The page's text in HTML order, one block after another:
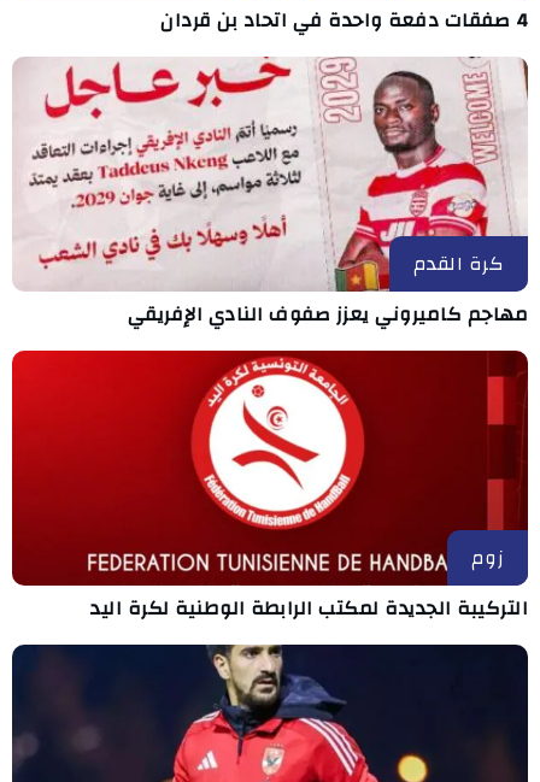
4 صفقات دفعة واحدة في اتحاد بن قردان
كرة القدم
مهاجم كاميروني يعزز صفوف النادي الإفريقي
زوم
التركيبة الجديدة لمكتب الرابطة الوطنية لكرة اليد